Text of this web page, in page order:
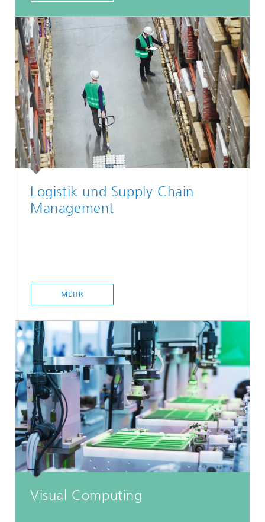
Logistik und Supply Chain
Management
MEHR
Visual Computing